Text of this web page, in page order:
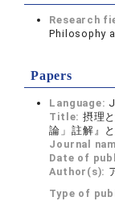
Research
Philosophy
Papers
Language:
Title: 摂理
論」註解』
Journal
Date of
Author(s):
Type of